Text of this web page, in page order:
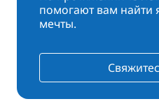
помогают вам найти
мечты.